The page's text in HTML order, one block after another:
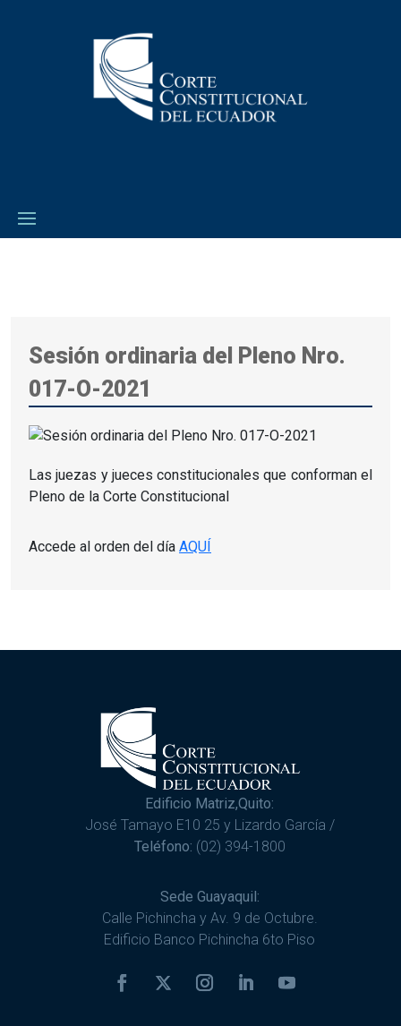
Sesión ordinaria del Pleno Nro.
017-O-2021
Las juezas y jueces constitucionales que conforman el
Pleno de la Corte Constitucional
Accede al orden del día AQUÍ
Edificio Matriz,Quito:
José Tamayo E10 25 y Lizardo García /
Teléfono: (02) 394-1800
Sede Guayaquil:
Calle Pichincha y Av. 9 de Octubre.
Edificio Banco Pichincha 6to Piso